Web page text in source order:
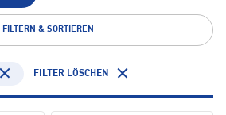
FILTERN & SORTIEREN
FILTER LÖSCHEN